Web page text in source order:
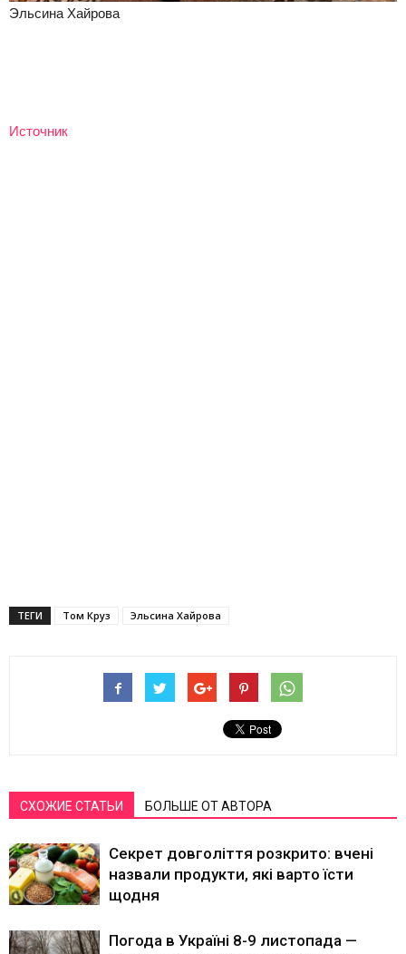
Эльсина Хайрова
Источник
ТЕГИ Том Круз Эльсина Хайрова
СХОЖИЕ СТАТЬИ БОЛЬШЕ ОТ АВТОРА
Секрет довголіття розкрито: вчені
назвали продукти, які варто їсти
щодня
Погода в Україні 8-9 листопада —